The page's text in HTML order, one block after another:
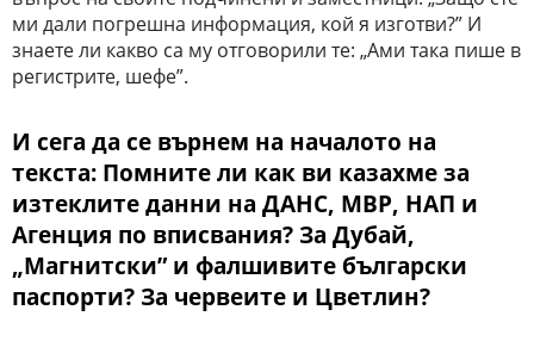
ми дали погрешна информация, кой я изготви?” И
знаете ли какво са му отговорили те: „Ами така пише в
регистрите, шефе”.
И сега да се върнем на началото на
текста: Помните ли как ви казахме за
изтеклите данни на ДАНС, МВР, НАП и
Агенция по вписвания? За Дубай,
„Магнитски” и фалшивите български
паспорти? За червеите и Цветлин?